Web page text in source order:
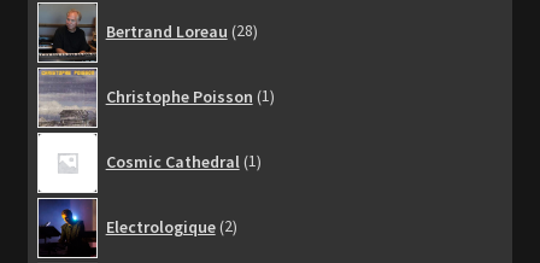
Bertrand Loreau 28produits
Christophe Poisson 1produit
Cosmic Cathedral 1produit
Electrologique 2produits